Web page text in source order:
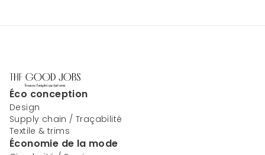
Éco conception
Design
Supply chain / Traçabilité
Textile & trims
Économie de la mode